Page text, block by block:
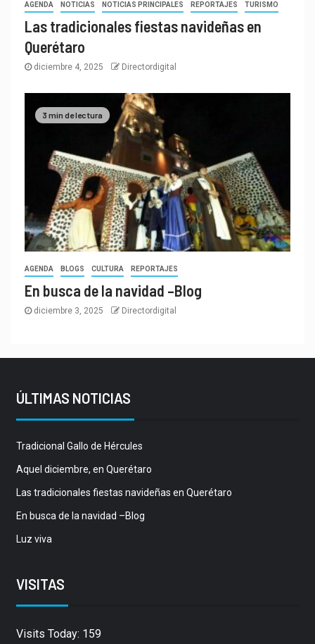
AGENDA NOTICIAS NOTICIAS PRINCIPALES REPORTAJES TURISMO
Las tradicionales fiestas navideñas en
Querétaro
diciembre 4, 2025 Directordigital
3 min de lectura
AGENDA BLOGS CULTURA REPORTAJES
En busca de la navidad –Blog
diciembre 3, 2025 Directordigital
ÚLTIMAS NOTICIAS
Tradicional Gallo de Hércules
Aquel diciembre, en Querétaro
Las tradicionales fiestas navideñas en Querétaro
En busca de la navidad –Blog
Luz viva
VISITAS
Visits Today: 159